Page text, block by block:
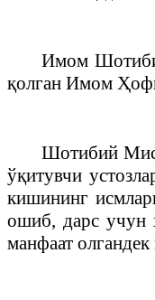
Имом
қолган Имом
Шотибий
ўқитувчи
кишининг
ошиб, дарс учун
манфаат